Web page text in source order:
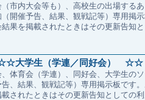
市内大会等も）、高校生の出場する
開催予告、結果、観戦記等）専用掲
果を掲載されたときはその更新告知
大学生（学連／同好会） ☆☆
体育会（学連）、同好会、大学生の
、結果、観戦記等）専用掲示板です
されたときはその更新告知としての